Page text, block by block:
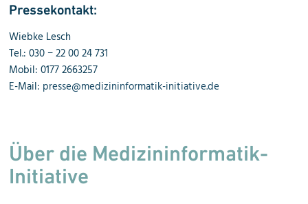
Pressekontakt:
Wiebke Lesch
Tel.: 030 − 22 00 24 731
Mobil: 0177 2663257
E-Mail: presse@medizininformatik-initiative.de
Über die Medizininformatik-
Initiative